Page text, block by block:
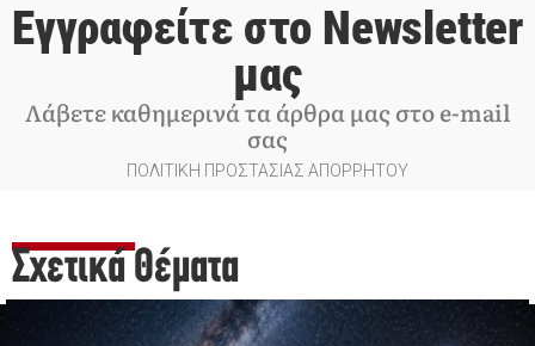
Εγγραφείτε στο Newsletter
μας
Λάβετε καθημερινά τα άρθρα μας στο e-mail
σας
ΠΟΛΙΤΙΚΗ ΠΡΟΣΤΑΣΙΑΣ ΑΠΟΡΡΗΤΟΥ
Σχετικά Θέματα